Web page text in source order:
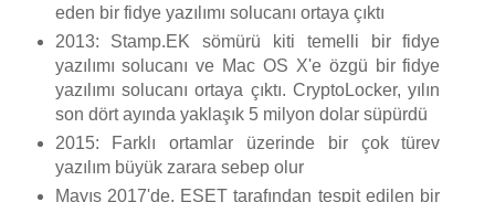
eden bir fidye yazılımı solucanı ortaya çıktı
2013: Stamp.EK sömürü kiti temelli bir fidye
yazılımı solucanı ve Mac OS X'e özgü bir fidye
yazılımı solucanı ortaya çıktı. CryptoLocker, yılın
son dört ayında yaklaşık 5 milyon dolar süpürdü
2015: Farklı ortamlar üzerinde bir çok türev
yazılım büyük zarara sebep olur
Mayıs 2017'de, ESET tarafından tespit edilen bir